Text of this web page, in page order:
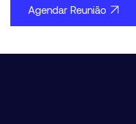
Agendar Reunião